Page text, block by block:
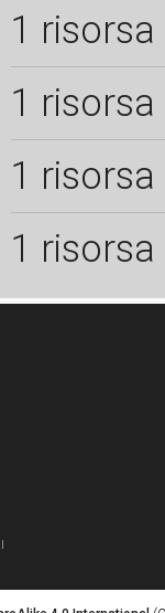
1 risorsa
1 risorsa
1 risorsa
1 risorsa